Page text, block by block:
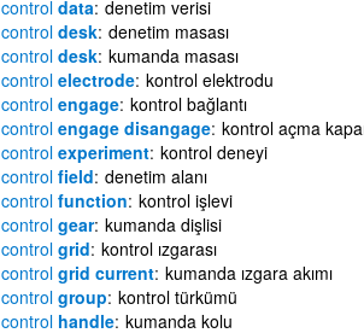
controldata denetim verisi
controldesk denetim masası
controldesk kumanda masası
controlelectrode kontrol elektrodu
controlengage kontrol bağlantı
controlengage disangage kontrol açma
controlexperiment kontrol deneyi
controlfield denetim alanı
controlfunction kontrol işlevi
controlgear kumanda dişlisi
controlgrid kontrol ızgarası
controlgrid current kumanda ızgara akımı
controlgroup kontrol türkümü
controlhandle kumanda kolu